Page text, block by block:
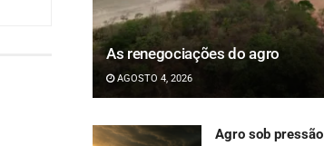
As renegociações do agro
AGOSTO 4, 2026
Agro sob pressão